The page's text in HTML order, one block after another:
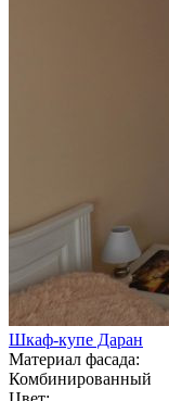
Шкаф-купе Даран
Материал фасада:
Комбинированный